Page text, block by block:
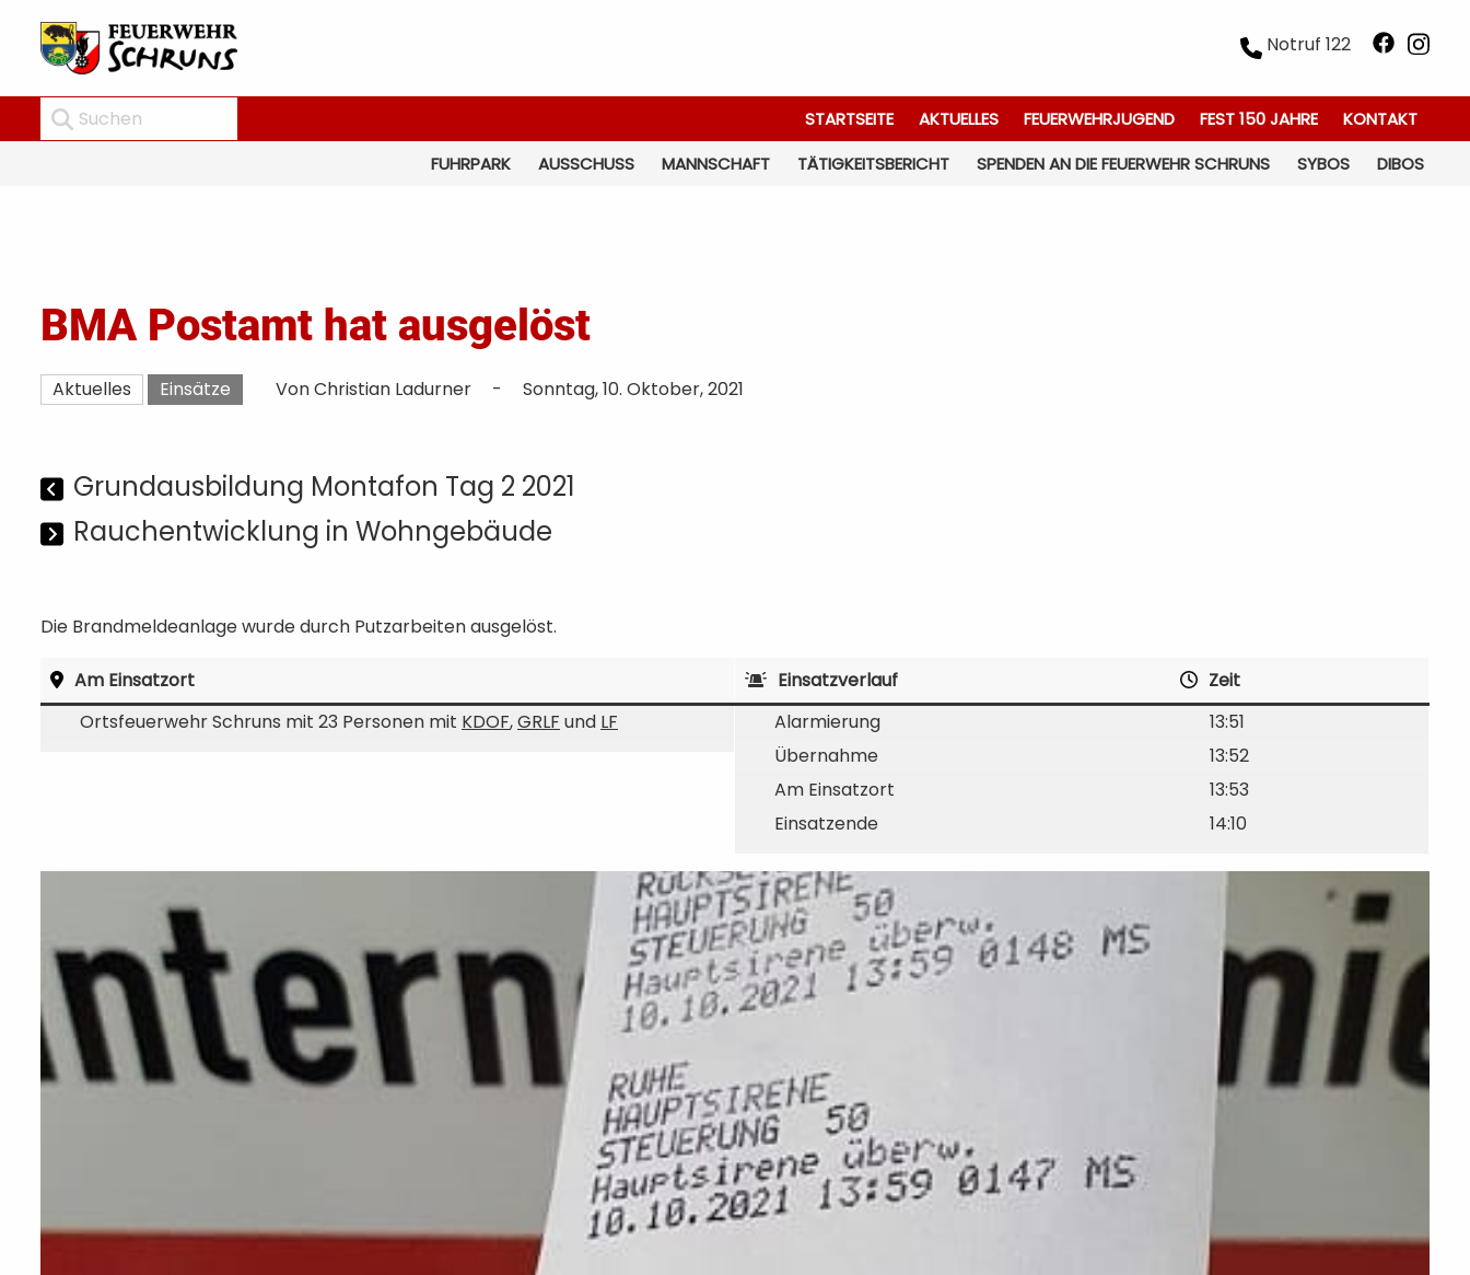
Notruf 122
STARTSEITE AKTUELLES FEUERWEHRJUGEND FEST 150 JAHRE
KONTAKT
FUHRPARK
AUSSCHUSS MANNSCHAFT TÄTIGKEITSBERICHT SPENDEN AN DIE FEUERWEHR SCHRUNS SYBOS DIBOS
BMA Postamt hat ausgelöst
Aktuelles Einsätze Von Christian Ladurner - Sonntag, 10. Oktober, 2021
Grundausbildung Montafon Tag 2 2021
Rauchentwicklung in Wohngebäude
Die Brandmeldeanlage wurde durch Putzarbeiten ausgelöst.
Am Einsatzort
Ortsfeuerwehr Schruns mit 23 Personen mit KDOF,GRLF und LF
Einsatzverlauf
Zeit
Alarmierung
13:51
Übernahme
13:52
Am Einsatzort
13:53
Einsatzende
14:10